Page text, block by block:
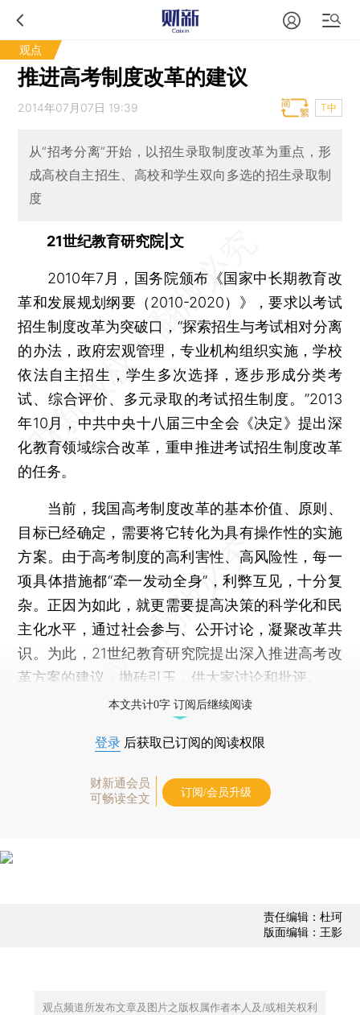
观点
推进高考制度改革的建议
2014年07月07日 19:39 T中
从“招考分离”开始，以招生录取制度改革为重点，形
成高校自主招生、高校和学生双向多选的招生录取制
度
21世纪教育研究院|文
2010年7月，国务院颁布《国家中长期教育改
革和发展规划纲要（2010-2020）》，要求以考试
招生制度改革为突破口，“探索招生与考试相对分离
的办法，政府宏观管理，专业机构组织实施，学校
依法自主招生，学生多次选择，逐步形成分类考
试、综合评价、多元录取的考试招生制度。”2013
年10月，中共中央十八届三中全会《决定》提出深
化教育领域综合改革，重申推进考试招生制度改革
的任务。
当前，我国高考制度改革的基本价值、原则、
目标已经确定，需要将它转化为具有操作性的实施
方案。由于高考制度的高利害性、高风险性，每一
项具体措施都“牵一发动全身”，利弊互见，十分复
杂。正因为如此，就更需要提高决策的科学化和民
主化水平，通过社会参与、公开讨论，凝聚改革共
识。为此，21世纪教育研究院提出深入推进高考改
革方案的建议，抛砖引玉，供大家讨论和批评。
本文共计0字 订阅后继续阅读
登录 后获取已订阅的阅读权限
财新通会员
可畅读全文
订阅/会员升级
责任编辑：杜珂
版面编辑：王影
观点频道所发布文章及图片之版权属作者本人及/或相关权利